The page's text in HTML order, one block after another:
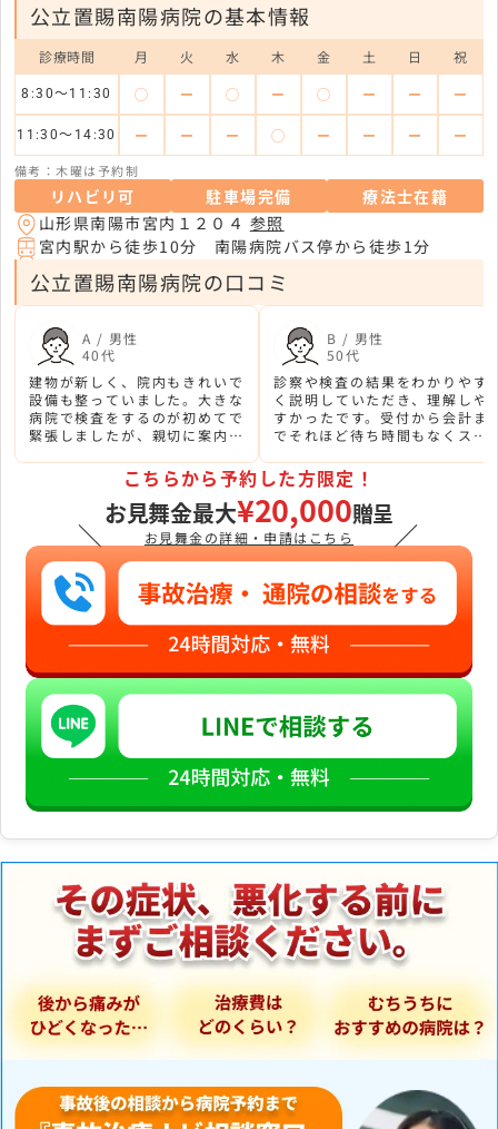
公立置賜南陽病院の基本情報
診療時間 月 火 水 木 金 土 日 祝
8:30～11:30 ◯ ー ◯ ー ◯ ー ー ー
11:30～14:30 ー ー ー ◯ ー ー ー ー
備考：木曜は予約制
リハビリ可 駐車場完備
療法士在籍
山形県南陽市宮内１２０４ 参照
宮内駅から徒歩10分 南陽病院バス停から徒歩1分
公立置賜南陽病院の口コミ
A / 男性
40代
建物が新しく、院内もきれいで
設備も整っていました。大きな
病院で検査をするのが初めてで
緊張しましたが、親切に案内し
B / 男性
50代
診察や検査の結果をわかりやす
く説明していただき、理解しや
すかったです。受付から会計ま
でそれほど待ち時間もなくスム
＼
こちらから予約した方限定！
お見舞金最大¥20,000贈呈
お見舞金の詳細・申請はこちら ／